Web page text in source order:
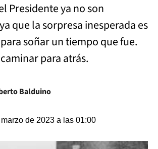
Presidente ya no son
que la sorpresa inesperada es
soñar un tiempo que fue.
para atrás.
Balduino
de 2023 a las 01:00